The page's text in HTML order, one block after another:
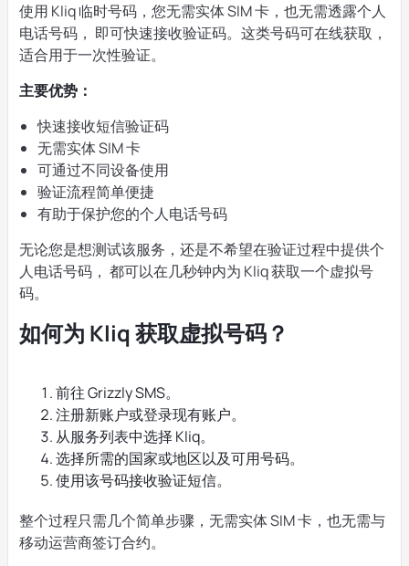
使用 Kliq 临时号码，您无需实体 SIM 卡，也无需透露个人
电话号码， 即可快速接收验证码。这类号码可在线获取，
适合用于一次性验证。
主要优势：
快速接收短信验证码
无需实体 SIM 卡
可通过不同设备使用
验证流程简单便捷
有助于保护您的个人电话号码
无论您是想测试该服务，还是不希望在验证过程中提供个
人电话号码， 都可以在几秒钟内为 Kliq 获取一个虚拟号
码。
如何为 Kliq 获取虚拟号码？
前往 Grizzly SMS。
注册新账户或登录现有账户。
从服务列表中选择 Kliq。
选择所需的国家或地区以及可用号码。
使用该号码接收验证短信。
整个过程只需几个简单步骤，无需实体 SIM 卡，也无需与
移动运营商签订合约。